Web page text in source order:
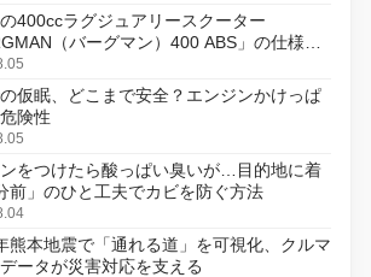
400ccラグジュアリースクーター
（バーグマン）400 ABS」の仕様を
8月18日に発売
仮眠、どこまで安全？エンジンかけっぱ
険性
をつけたら酸っぱい臭いが…目的地に着
前」のひと工夫でカビを防ぐ方法
熊本地震で「通れる道」を可視化、クルマ
ータが災害対応を支える